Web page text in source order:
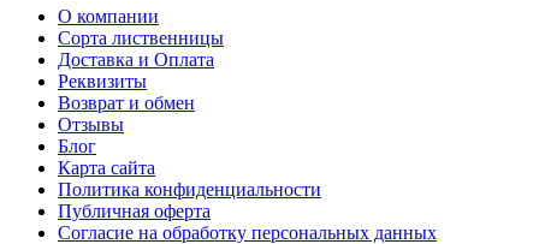
О компании
Сорта лиственницы
Доставка и Оплата
Реквизиты
Возврат и обмен
Отзывы
Блог
Карта сайта
Политика конфиденциальности
Публичная оферта
Согласие на обработку персональных данных